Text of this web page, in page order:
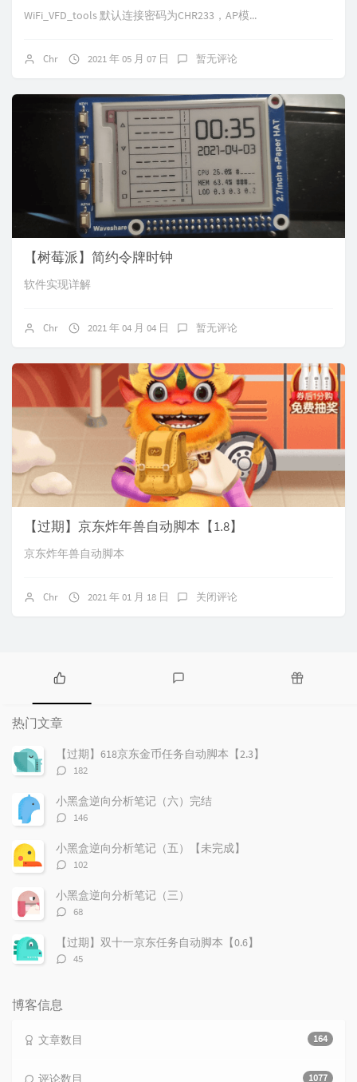
WiFi_VFD_tools 默认连接密码为CHR233，AP模...
Chr 2021 年 05 月 07 日 暂无评论
【树莓派】简约令牌时钟
软件实现详解
Chr 2021 年 04 月 04 日 暂无评论
【过期】京东炸年兽自动脚本【1.8】
京东炸年兽自动脚本
Chr 2021 年 01 月 18 日 关闭评论
热
门
文
章
论
热门文章
【过期】618京东金币任务自动脚本【2.3】
评
数：
182
小黑盒逆向分析笔记（六）完结
评
数：
146
小黑盒逆向分析笔记（五）【未完成】
评
数：
102
小黑盒逆向分析笔记（三）
评
数：
68
【过期】双十一京东任务自动脚本【0.6】
评
45
博客信息
164
文章数目
1077
评论数目